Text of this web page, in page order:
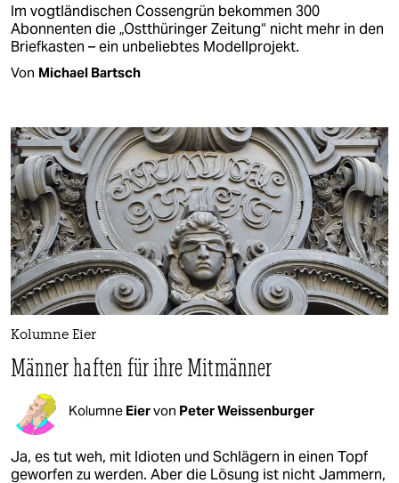
Im vogtländischen Cossengrün bekommen 300
Abonnenten die „Ostthüringer Zeitung“ nicht mehr in den
Briefkasten – ein unbeliebtes Modellprojekt.
Von Michael Bartsch
Kolumne Eier
Männer haften für ihre Mitmänner
Kolumne Eiervon Peter Weissenburger
Ja, es tut weh, mit Idioten und Schlägern in einen Topf
geworfen zu werden. Aber die Lösung ist nicht Jammern,